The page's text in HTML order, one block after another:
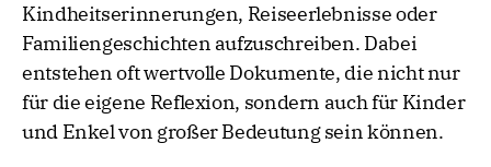
Kindheitserinnerungen, Reiseerlebnisse oder
Familiengeschichten aufzuschreiben. Dabei
entstehen oft wertvolle Dokumente, die nicht nur
für die eigene Reflexion, sondern auch für Kinder
und Enkel von großer Bedeutung sein können.